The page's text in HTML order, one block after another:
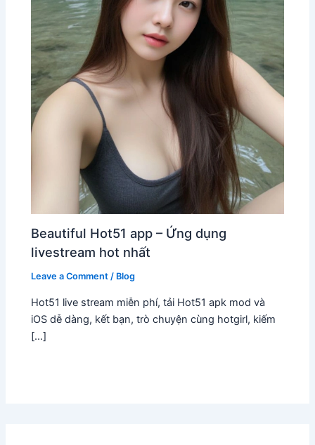
Beautiful Hot51 app – Ứng dụng
livestream hot nhất
Leave a Comment / Blog
Hot51 live stream miễn phí, tải Hot51 apk mod và
iOS dễ dàng, kết bạn, trò chuyện cùng hotgirl, kiếm
[…]